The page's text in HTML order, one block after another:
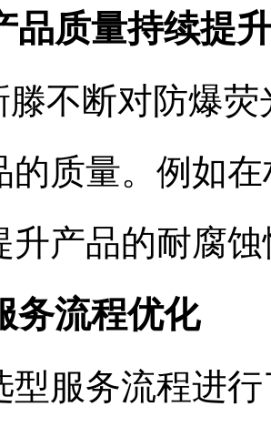
品质量持续提
滕不断对防爆
的质量。例如
升产品的耐腐
务流程优化
型服务流程进